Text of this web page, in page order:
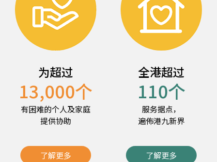
为超过
13,000个
有困难的个人及家庭
提供协助
了解更多
全港超过
110个
服务据点，
遍佈港九新界
了解更多